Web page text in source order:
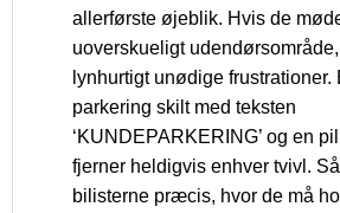
allerførste øjeblik. Hvis de
uoverskueligt
lynhurtigt unødige frustrationer.
parkering skilt med teksten
‘KUNDEPARKERING’ og en
fjerner heldigvis enhver tvivl.
bilisterne præcis, hvor de må